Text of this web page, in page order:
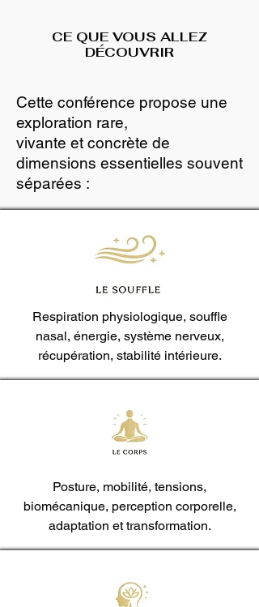
CE QUE VOUS ALLEZ
DÉCOUVRIR
Cette conférence propose une
exploration rare,
vivante et concrète de
dimensions essentielles souvent
séparées :
Respiration physiologique, souffle
nasal, énergie, système nerveux,
récupération, stabilité intérieure.
Posture, mobilité, tensions,
biomécanique, perception corporelle,
adaptation et transformation.